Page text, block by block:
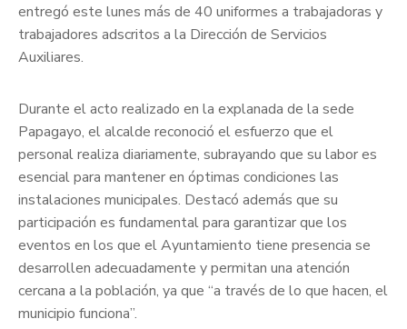
entregó este lunes más de 40 uniformes a trabajadoras y
trabajadores adscritos a la Dirección de Servicios
Auxiliares.
Durante el acto realizado en la explanada de la sede
Papagayo, el alcalde reconoció el esfuerzo que el
personal realiza diariamente, subrayando que su labor es
esencial para mantener en óptimas condiciones las
instalaciones municipales. Destacó además que su
participación es fundamental para garantizar que los
eventos en los que el Ayuntamiento tiene presencia se
desarrollen adecuadamente y permitan una atención
cercana a la población, ya que “a través de lo que hacen, el
municipio funciona”.